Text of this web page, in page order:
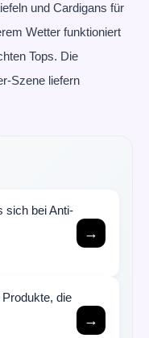
und Cardigans für
Wetter funktioniert
Tops. Die
Szene liefern
sich bei Anti-
→
die
→